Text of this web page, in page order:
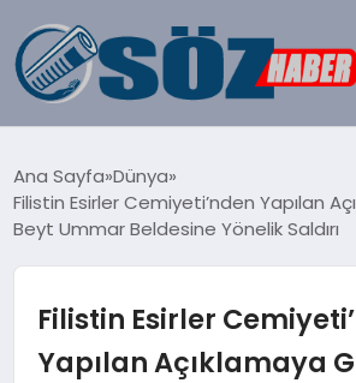
SPOR
Ana Sayfa Dünya
Filistin Esirler Cemiyeti’nden Yapılan
Beyt Ummar Beldesine Yönelik Saldırı
Filistin Esirler
Yapılan Açıklamaya